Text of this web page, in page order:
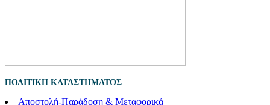
ΠΟΛΙΤΙΚΉ ΚΑΤΑΣΤΉΜΑΤΟΣ
Αποστολή-Παράδοση & Μεταφορικά